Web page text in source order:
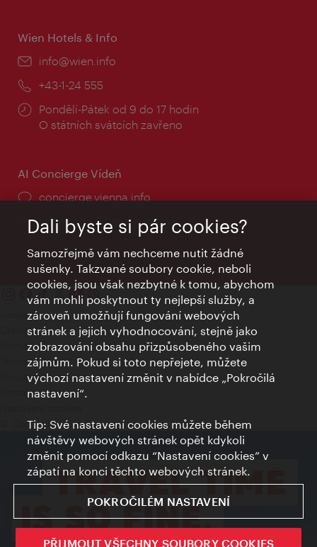
Wien Hotels & Info
E-
info@wien.info
Telefon:
+43-1-24 555
Provozní
doba:
Pondělí-Pátek od 9 do 17 hodin
O státních svátcích zavřeno
AI Concierge Vídeň
concierge.vienna.info
Informace 24 hodin denně
Kontakty
Credits
Prohlášení o ochraně osobních údajů
Terms of Use
Přístupnost
Kontakt pro tisk
© Copyright Wien Tourismus
Dali byste si pár cookies?
Samozřejmě vám nechceme nutit žádné
sušenky. Takzvané soubory cookie, neboli
cookies, jsou však nezbytné k tomu, abychom
vám mohli poskytnout ty nejlepší služby, a
zároveň umožňují fungování webových
stránek a jejich vyhodnocování, stejně jako
zobrazování obsahu přizpůsobeného vašim
zájmům. Pokud si toto nepřejete, můžete
výchozí nastavení změnit v nabídce „Pokročilá
nastavení“.
Tip: Své nastavení cookies můžete během
návštěvy webových stránek opět kdykoli
změnit pomocí odkazu “Nastavení cookies” v
zápatí na konci těchto webových stránek.
POKROČILÉM NASTAVENÍ
PŘIJMOUT VŠECHNY SOUBORY COOKIES